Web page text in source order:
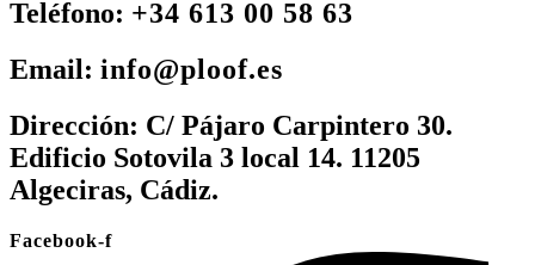
Teléfono: +34 613 00 58 63
Email: info@ploof.es
Dirección: C/ Pájaro Carpintero 30.
Edificio Sotovila 3 local 14. 11205
Algeciras, Cádiz.
Facebook-f